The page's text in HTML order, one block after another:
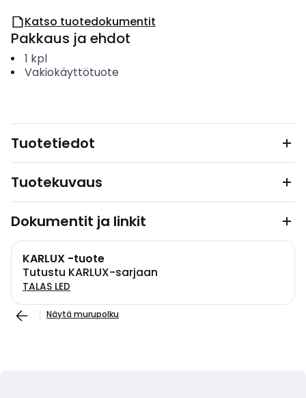
Katso tuotedokumentit
Pakkaus ja ehdot
1 kpl
Vakiokäyttötuote
Tuotetiedot
Tuotekuvaus
Dokumentit ja linkit
KARLUX -tuote
Tutustu KARLUX-sarjaan
TALAS LED
Näytä murupolku